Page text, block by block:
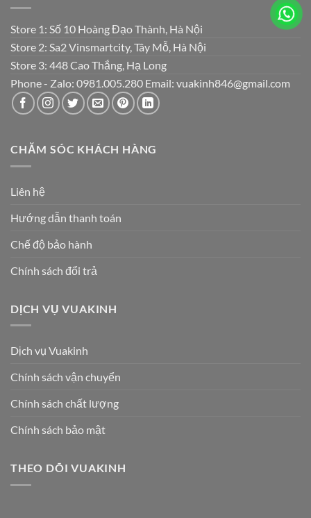
Store 1: Số 10 Hoàng Đạo Thành, Hà Nội
Store 2: Sa2 Vinsmartcity, Tây Mỗ, Hà Nội
Store 3: 448 Cao Thắng, Hạ Long
Phone - Zalo: 0981.005.280 Email: vuakinh846@gmail.com
CHĂM SÓC KHÁCH HÀNG
Liên hệ
Hướng dẫn thanh toán
Chế độ bảo hành
Chính sách đổi trả
DỊCH VỤ VUAKINH
Dịch vụ Vuakinh
Chính sách vận chuyển
Chính sách chất lượng
Chính sách bảo mật
THEO DÕI VUAKINH